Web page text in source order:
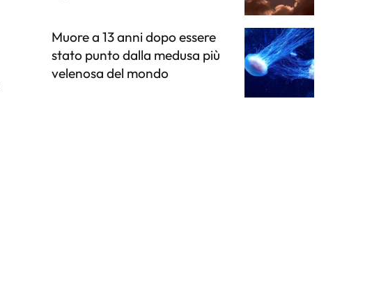
Muore a 13 anni dopo essere
stato punto dalla medusa più
velenosa del mondo